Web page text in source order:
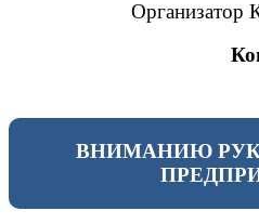
Организатор
ВНИМАНИЮ